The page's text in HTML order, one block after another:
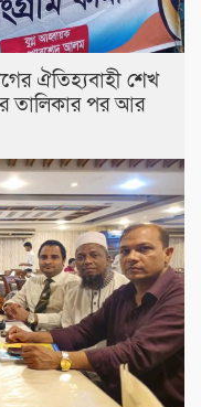
ঐতিহ্যবাহী শেখ
তালিকার পর আর